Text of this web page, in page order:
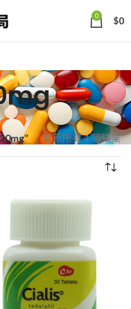
0 $0
顯示所有 4 筆結果依